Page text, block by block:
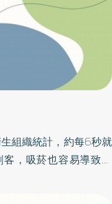
淬鍊與濃縮 你是否曾
才發現你講不出來？
模糊？那種情況發生
簡的句子。以前，這種
一起搭電梯的40秒內，
貫又簡潔的答案。我
思緒。我有一位習慣
片段。我自己身為作
緒及找到個人聲音的
習時，假裝那是別人
組織統計，約每6秒就
，吸菸也容易導致癌
無一利。緣此，大林